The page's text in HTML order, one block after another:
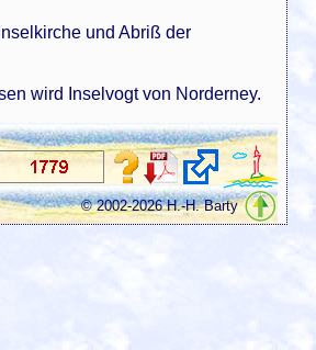
und Abriß der
wird Inselvogt von Norderney.
© 2002-2026 H.-H. Barty